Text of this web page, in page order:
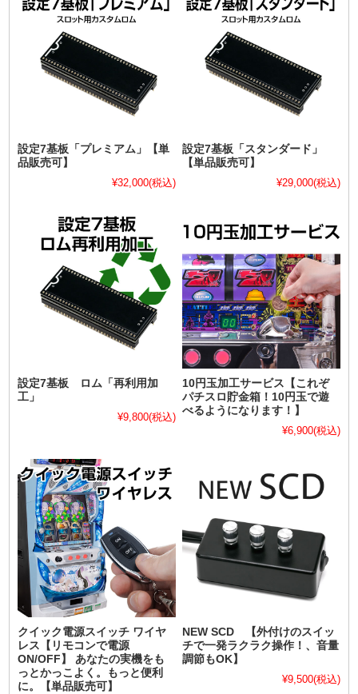
設定7基板「プレミアム」【単
品販売可】
¥32,000(税込)
設定7基板「スタンダード」
【単品販売可】
¥29,000(税込)
設定7基板 ロム「再利用加
工」
¥9,800(税込)
10円玉加工サービス【これぞ
パチスロ貯金箱！10円玉で遊
べるようになります！】
¥6,900(税込)
クイック電源スイッチ ワイヤ
レス【リモコンで電源
ON/OFF】 あなたの実機をも
っとかっこよく。もっと便利
に。【単品販売可】
NEW SCD 【外付けのスイッ
チで一発ラクラク操作！、音量
調節もOK】
¥9,500(税込)